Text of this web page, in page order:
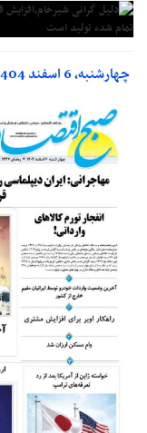
چهارشنبه، 6 اسفند 1404